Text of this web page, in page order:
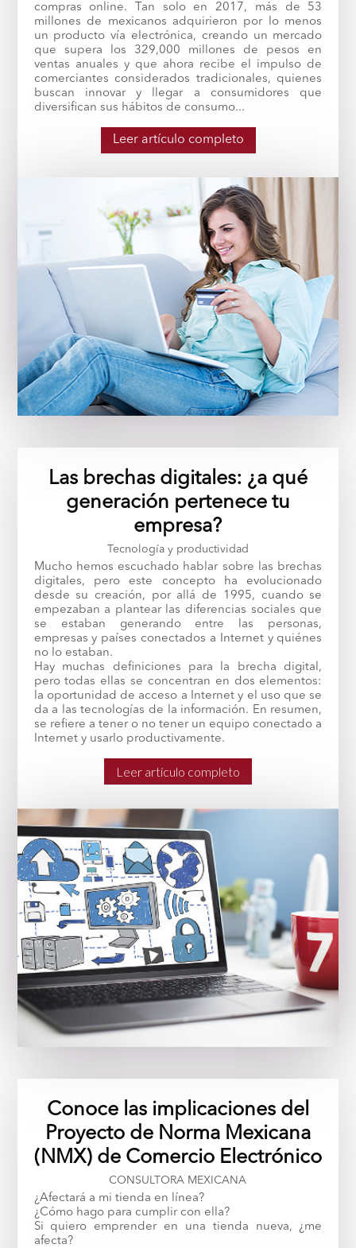
compras online. Tan solo en 2017, más de 53
millones de mexicanos adquirieron por lo menos
un producto vía electrónica, creando un mercado
que supera los 329,000 millones de pesos en
ventas anuales y que ahora recibe el impulso de
comerciantes considerados tradicionales, quienes
buscan innovar y llegar a consumidores que
diversifican sus hábitos de consumo...
Leer artículo completo
Las brechas digitales: ¿a qué
generación pertenece tu
empresa?
Tecnología y productividad
Mucho hemos escuchado hablar sobre las brechas
digitales, pero este concepto ha evolucionado
desde su creación, por allá de 1995, cuando se
empezaban a plantear las diferencias sociales que
se estaban generando entre las personas,
empresas y países conectados a Internet y quiénes
no lo estaban.
Hay muchas definiciones para la brecha digital,
pero todas ellas se concentran en dos elementos:
la oportunidad de acceso a Internet y el uso que se
da a las tecnologías de la información. En resumen,
se refiere a tener o no tener un equipo conectado a
Internet y usarlo productivamente.
Leer artículo completo
Conoce las implicaciones del
Proyecto de Norma Mexicana
(NMX) de Comercio Electrónico
CONSULTORA MEXICANA
¿Afectará a mi tienda en línea?
¿Cómo hago para cumplir con ella?
Si quiero emprender en una tienda nueva, ¿me
afecta?